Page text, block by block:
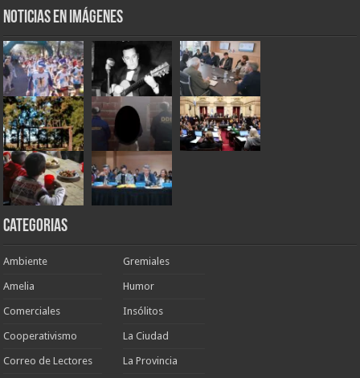
Noticias en Imágenes
Categorias
Ambiente
Amelia
Comerciales
Cooperativismo
Correo de Lectores
Gremiales
Humor
Insólitos
La Ciudad
La Provincia